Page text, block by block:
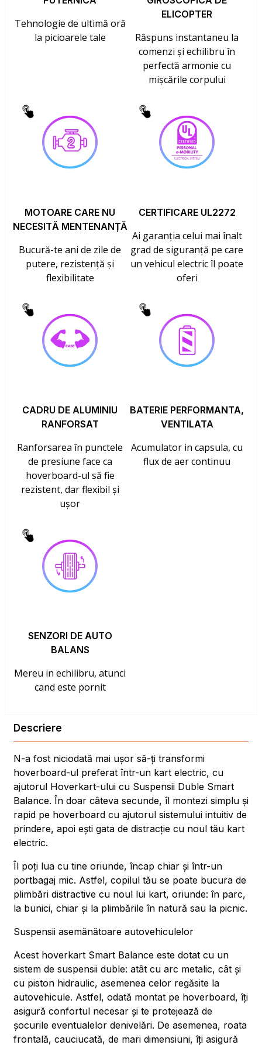
Tehnologie de ultimă oră
la picioarele tale
ELICOPTER
Răspuns instantaneu la
comenzi și echilibru în
perfectă armonie cu
mișcările corpului
MOTOARE CARE NU
NECESITĂ MENTENANȚĂ
Bucură-te ani de zile de
putere, rezistență și
flexibilitate
CERTIFICARE UL2272
Ai garanția celui mai înalt
grad de siguranță pe care
un vehicul electric îl poate
oferi
CADRU DE ALUMINIU
RANFORSAT
Ranforsarea în punctele
de presiune face ca
hoverboard-ul să fie
rezistent, dar flexibil și
ușor
BATERIE PERFORMANTA,
VENTILATA
Acumulator in capsula, cu
flux de aer continuu
SENZORI DE AUTO
BALANS
Mereu in echilibru, atunci
cand este pornit
Descriere
N-a fost niciodată mai ușor să-ți transformi
hoverboard-ul preferat într-un kart electric, cu
ajutorul Hoverkart-ului cu Suspensii Duble Smart
Balance. În doar câteva secunde, îl montezi simplu și
rapid pe hoverboard cu ajutorul sistemului intuitiv de
prindere, apoi ești gata de distracție cu noul tău kart
electric.
Îl poți lua cu tine oriunde, încap chiar și într-un
portbagaj mic. Astfel, copilul tău se poate bucura de
plimbări distractive cu noul lui kart, oriunde: în parc,
la bunici, chiar și la plimbările în natură sau la picnic.
Suspensii asemănătoare autovehiculelor
Acest hoverkart Smart Balance este dotat cu un
sistem de suspensii duble: atât cu arc metalic, cât și
cu piston hidraulic, asemenea celor regăsite la
autovehicule. Astfel, odată montat pe hoverboard, îți
asigură confortul necesar și te protejează de
șocurile eventualelor denivelări. De asemenea, roata
frontală, cauciucată, de mari dimensiuni, îți asigură